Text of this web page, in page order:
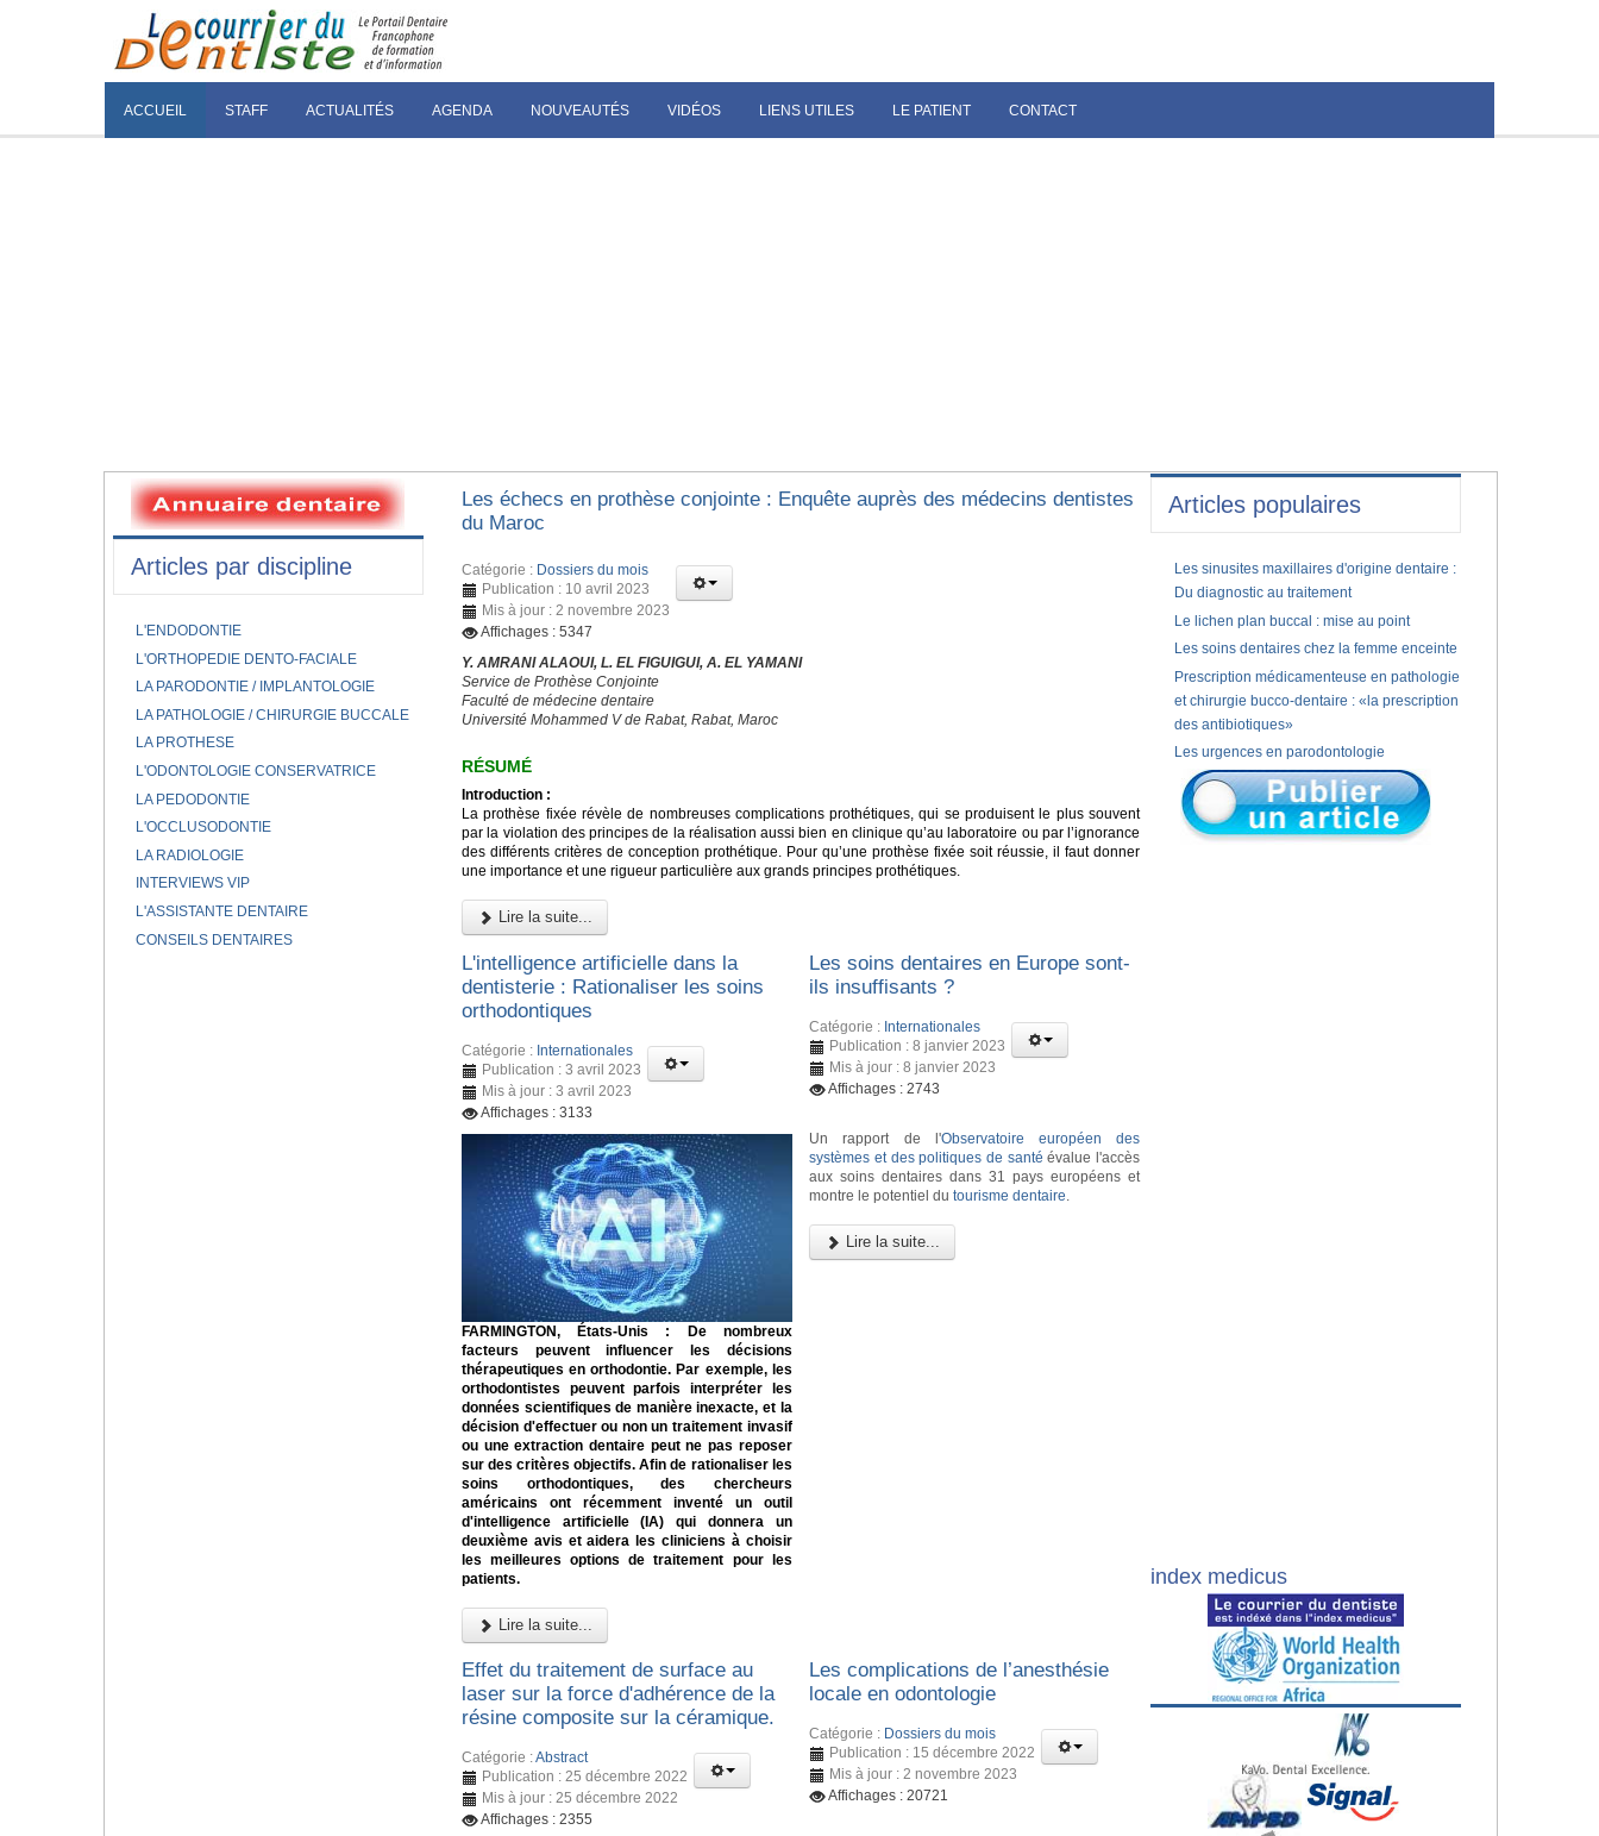
ACCUEIL STAFF ACTUALITÉS AGENDA NOUVEAUTÉS VIDÉOS LIENS UTILES LE PATIENT CONTACT
Les échecs en prothèse conjointe : Enquête auprès des médecins dentistes
du Maroc
Catégorie : Dossiers du mois
Publication : 10 avril 2023
Mis à jour : 2 novembre 2023
Affichages : 5347
Y. AMRANI ALAOUI, L. EL FIGUIGUI, A. EL YAMANI
Service de Prothèse Conjointe
Faculté de médecine dentaire
Université Mohammed V de Rabat, Rabat, Maroc
RÉSUMÉ
Introduction :
La prothèse fixée révèle de nombreuses complications prothétiques, qui se produisent le plus souvent
par la violation des principes de la réalisation aussi bien en clinique qu’au laboratoire ou par l’ignorance
des différents critères de conception prothétique. Pour qu’une prothèse fixée soit réussie, il faut donner
une importance et une rigueur particulière aux grands principes prothétiques.
Lire la suite...
L'intelligence artificielle dans la
dentisterie : Rationaliser les soins
orthodontiques
Catégorie : Internationales
Publication : 3 avril 2023
Mis à jour : 3 avril 2023
Affichages : 3133
FARMINGTON, États-Unis :
De nombreux
facteurs peuvent influencer les décisions
thérapeutiques en orthodontie. Par exemple, les
orthodontistes peuvent parfois interpréter les
données scientifiques de manière inexacte, et la
décision d'effectuer ou non un traitement invasif
ou une extraction dentaire peut ne pas reposer
sur des critères objectifs. Afin de rationaliser les
soins orthodontiques, des chercheurs
américains ont récemment inventé un outil
d'intelligence artificielle (IA) qui donnera un
deuxième avis et aidera les cliniciens à choisir
les meilleures options de traitement pour les
patients.
Lire la suite...
Les soins dentaires en Europe sont-
ils insuffisants ?
Catégorie : Internationales
Publication : 8 janvier 2023
Mis à jour : 8 janvier 2023
Affichages : 2743
Un rapport de l'Observatoire européen des
systèmes et des politiques de santé évalue l'accès
aux soins dentaires dans 31 pays européens et
montre le potentiel dutourisme dentaire.
Lire la suite...
Effet du traitement de surface au
laser sur la force d'adhérence de la
résine composite sur la céramique.
Catégorie :Abstract
Publication : 25 décembre 2022
Mis à jour : 25 décembre 2022
Affichages : 2355
Les complications de l’anesthésie
locale en odontologie
Catégorie : Dossiers du mois
Publication : 15 décembre 2022
Mis à jour : 2 novembre 2023
Affichages : 20721
Articles par discipline
L'ENDODONTIE
L'ORTHOPEDIE DENTO-FACIALE
LA PARODONTIE / IMPLANTOLOGIE
LA PATHOLOGIE / CHIRURGIE BUCCALE
LA PROTHESE
L'ODONTOLOGIE CONSERVATRICE
LA PEDODONTIE
L'OCCLUSODONTIE
LA RADIOLOGIE
INTERVIEWS VIP
L'ASSISTANTE DENTAIRE
CONSEILS DENTAIRES
Articles populaires
Les sinusites maxillaires d'origine dentaire :
Du diagnostic au traitement
Le lichen plan buccal : mise au point
Les soins dentaires chez la femme enceinte
Prescription médicamenteuse en pathologie
et chirurgie bucco-dentaire : «la prescription
des antibiotiques»
Les urgences en parodontologie
index medicus